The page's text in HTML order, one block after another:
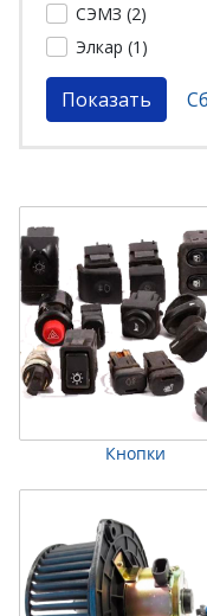
СЭМЗ (2)
Элкар (1 )
Кнопки